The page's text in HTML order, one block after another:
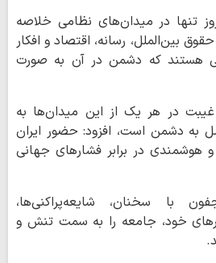
تنها در میدان‌های نظامی خلاصه
بین‌الملل، رسانه، اقتصاد و افکار
هستند که دشمن در آن به صورت
غیبت در هر یک از این میدان‌ها به
به دشمن است، افزود: حضور ایران
هوشمندی در برابر فشارهای جهانی
با سخنان، شایعه‌پراکنی‌ها،
خود، جامعه را به سمت تنش و